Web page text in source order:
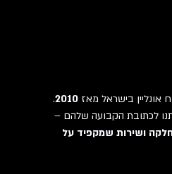
בישראל מאז2010
.
לכתובת הקבועה שלהם –
ושירות שמקפיד על